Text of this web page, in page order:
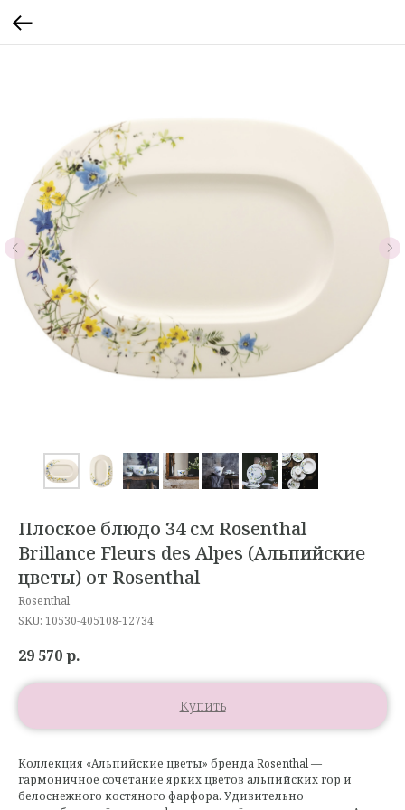
Плоское блюдо 34 см Rosenthal
Brillance Fleurs des Alpes (Альпийские
цветы) от Rosenthal
Rosenthal
SKU: 10530-405108-12734
29 570р.
Купить
Коллекция «Альпийские цветы» бренда Rosenthal —
гармоничное сочетание ярких цветов альпийских гор и
белоснежного костяного фарфора. Удивительно